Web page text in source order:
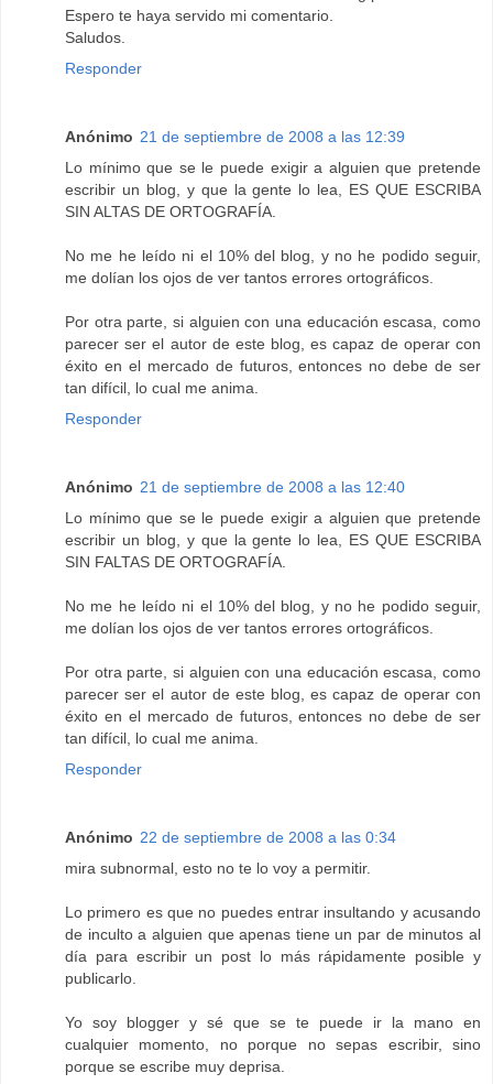
Espero te haya servido mi comentario.
Saludos.
Responder
Anónimo 21 de septiembre de 2008 a las 12:39
Lo mínimo que se le puede exigir a alguien que pretende
escribir un blog, y que la gente lo lea, ES QUE ESCRIBA
SIN ALTAS DE ORTOGRAFÍA.
No me he leído ni el 10% del blog, y no he podido seguir,
me dolían los ojos de ver tantos errores ortográficos.
Por otra parte, si alguien con una educación escasa, como
parecer ser el autor de este blog, es capaz de operar con
éxito en el mercado de futuros, entonces no debe de ser
tan difícil, lo cual me anima.
Responder
Anónimo 21 de septiembre de 2008 a las 12:40
Lo mínimo que se le puede exigir a alguien que pretende
escribir un blog, y que la gente lo lea, ES QUE ESCRIBA
SIN FALTAS DE ORTOGRAFÍA.
No me he leído ni el 10% del blog, y no he podido seguir,
me dolían los ojos de ver tantos errores ortográficos.
Por otra parte, si alguien con una educación escasa, como
parecer ser el autor de este blog, es capaz de operar con
éxito en el mercado de futuros, entonces no debe de ser
tan difícil, lo cual me anima.
Responder
Anónimo 22 de septiembre de 2008 a las 0:34
mira subnormal, esto no te lo voy a permitir.
Lo primero es que no puedes entrar insultando y acusando
de inculto a alguien que apenas tiene un par de minutos al
día para escribir un post lo más rápidamente posible y
publicarlo.
Yo soy blogger y sé que se te puede ir la mano en
cualquier momento, no porque no sepas escribir, sino
porque se escribe muy deprisa.